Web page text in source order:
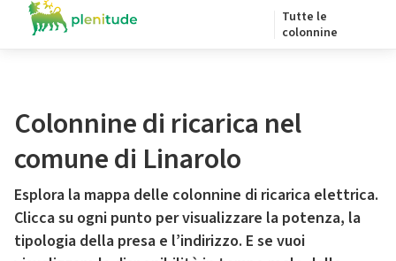
Tutte le
colonnine
Colonnine di ricarica nel
comune di Linarolo
Esplora la mappa delle colonnine di ricarica elettrica.
Clicca su ogni punto per visualizzare la potenza, la
tipologia della presa e l’indirizzo. E se vuoi